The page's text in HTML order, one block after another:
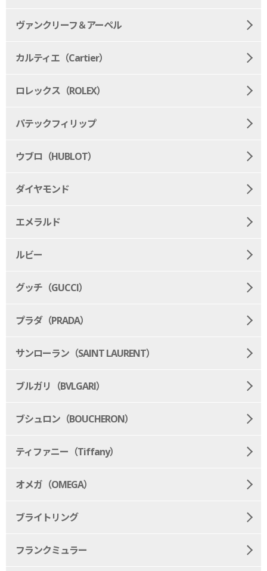
ヴァンクリーフ＆アーペル
カルティエ（Cartier）
ロレックス（ROLEX）
パテックフィリップ
ウブロ（HUBLOT）
ダイヤモンド
エメラルド
ルビー
グッチ（GUCCI）
プラダ（PRADA）
サンローラン（SAINT LAURENT）
ブルガリ（BVLGARI）
ブシュロン（BOUCHERON）
ティファニー（Tiffany）
オメガ（OMEGA）
ブライトリング
フランクミュラー